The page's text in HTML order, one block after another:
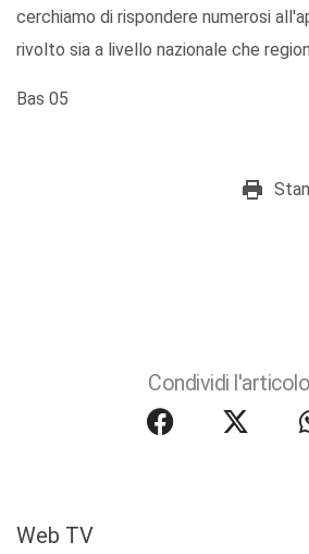
cerchiamo di rispondere numerosi
rivolto sia a livello nazionale che
Bas 05
Condividi
Web TV